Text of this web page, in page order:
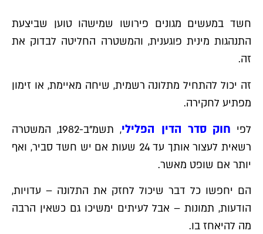
חשד במעשים מגונים פירושו שמישהו טוען שביצעת
התנהגות מינית פוגענית, והמשטרה החליטה לבדוק את
זה.
זה יכול להתחיל מתלונה רשמית, שיחה מאיימת, או זימון
מפתיע לחקירה.
לפי חוק סדר הדין הפלילי
, תשמ"ב-1982, המשטרה
רשאית לעצור אותך עד 24 שעות אם יש חשד סביר, ואף
יותר אם שופט מאשר.
הם יחפשו כל דבר שיכול לחזק את התלונה – עדויות,
הודעות, תמונות – אבל לעיתים ימשיכו גם כשאין הרבה
מה להיאחז בו.